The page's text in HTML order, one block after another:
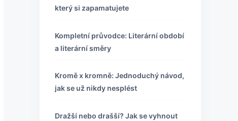
který si zapamatujete
Kompletní průvodce: Literární období
a literární směry
Kromě x kromně: Jednoduchý návod,
jak se už nikdy nesplést
Dražší nebo drašší? Jak se vyhnout